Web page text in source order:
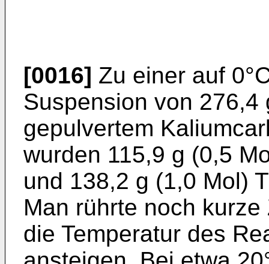
[0016] Zu einer auf
Suspension von
gepulvertem
wurden 115,9 g (0,5
und 138,2 g (1,0 Mol)
Man rührte noch
die Temperatur des